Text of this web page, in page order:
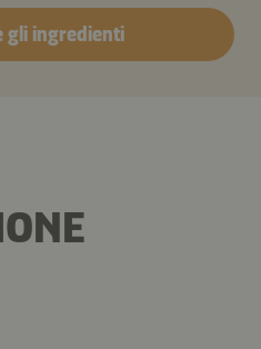
gli ingredienti